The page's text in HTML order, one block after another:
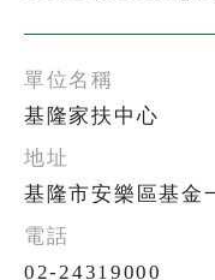
基隆家扶中心
基隆市安樂區基金
02-24319000